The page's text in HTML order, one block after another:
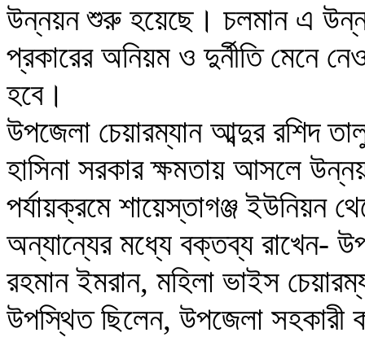
উন্নয়ন শুরু হয়েছে। চলমান এ
প্রকারের অনিয়ম ও দুর্নীতি মেনে
হবে।
উপজেলা চেয়ারম্যান আব্দুর রশিদ
হাসিনা সরকার ক্ষমতায় আসলে
পর্যায়ক্রমে শায়েস্তাগঞ্জ ইউনিয়ন
অন্যান্যের মধ্যে বক্তব্য রাখেন-
রহমান ইমরান, মহিলা ভাইস
উপস্থিত ছিলেন, উপজেলা সহকারী